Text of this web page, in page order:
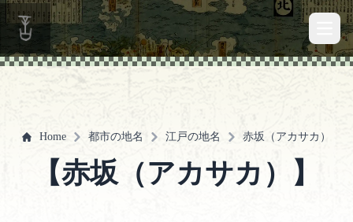
Home 都市の地名 江戸の地名 赤坂（アカサカ）
【赤坂（アカサカ）】